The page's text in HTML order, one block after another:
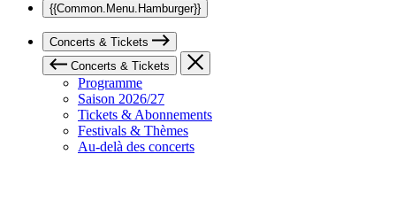
{{Common.Menu.Hamburger}}
Concerts & Tickets
Concerts & Tickets
Programme
Saison 2026/27
Tickets & Abonnements
Festivals & Thèmes
Au-delà des concerts